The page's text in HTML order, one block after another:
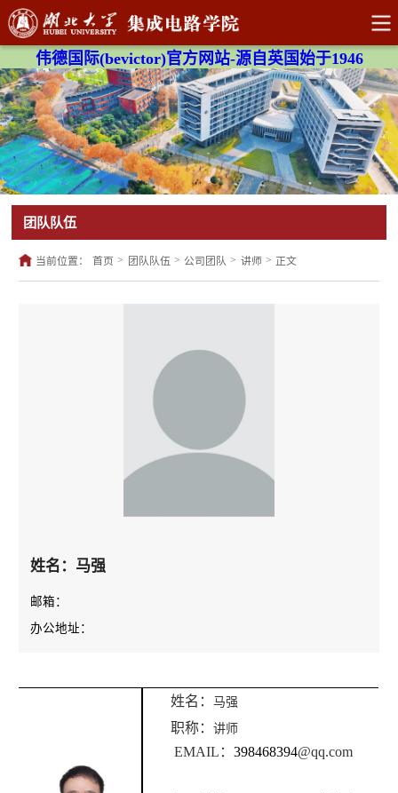
伟德国际(bevictor)官方网站-源自英国始于1946
团队队伍
当前位置： 首页 > 团队队伍 > 公司团队 > 讲师 > 正文
姓名：马强
邮箱：
办公地址：
姓名：马强
职称：讲师
EMAIL ：398468394@qq.com